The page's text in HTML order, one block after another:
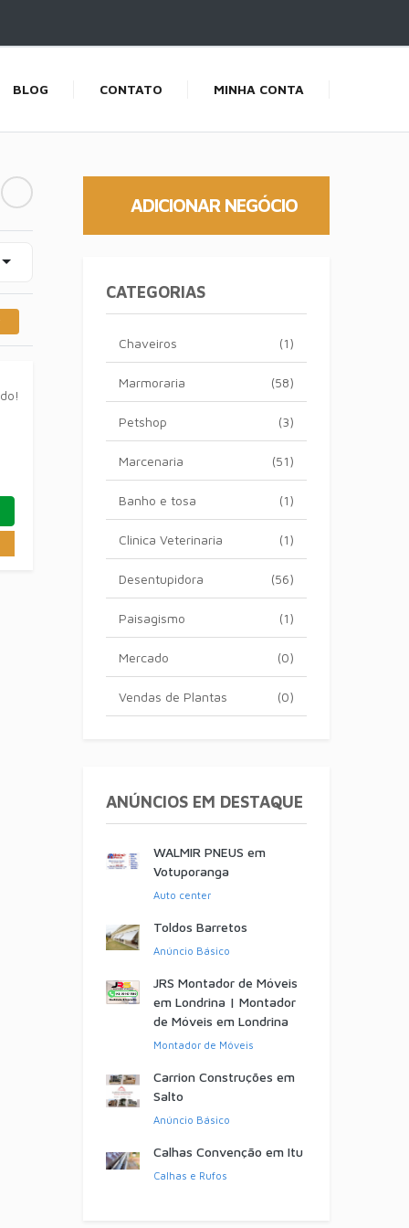
BLOG CONTATO MINHA CONTA
ADICIONAR NEGÓCIO
CATEGORIAS
(1)
Chaveiros
(58)
Marmoraria
(3)
Petshop
(51)
Marcenaria
(1)
Banho e tosa
(1)
Clinica Veterinaria
(56)
Desentupidora
(1)
Paisagismo
(0)
Mercado
(0)
Vendas de Plantas
ANÚNCIOS EM DESTAQUE
WALMIR PNEUS em
Votuporanga
Auto center
Toldos Barretos
Anúncio Básico
JRS Montador de Móveis
em Londrina | Montador
de Móveis em Londrina
Montador de Móveis
Carrion Construções em
Salto
Anúncio Básico
Calhas Convenção em Itu
Calhas e Rufos